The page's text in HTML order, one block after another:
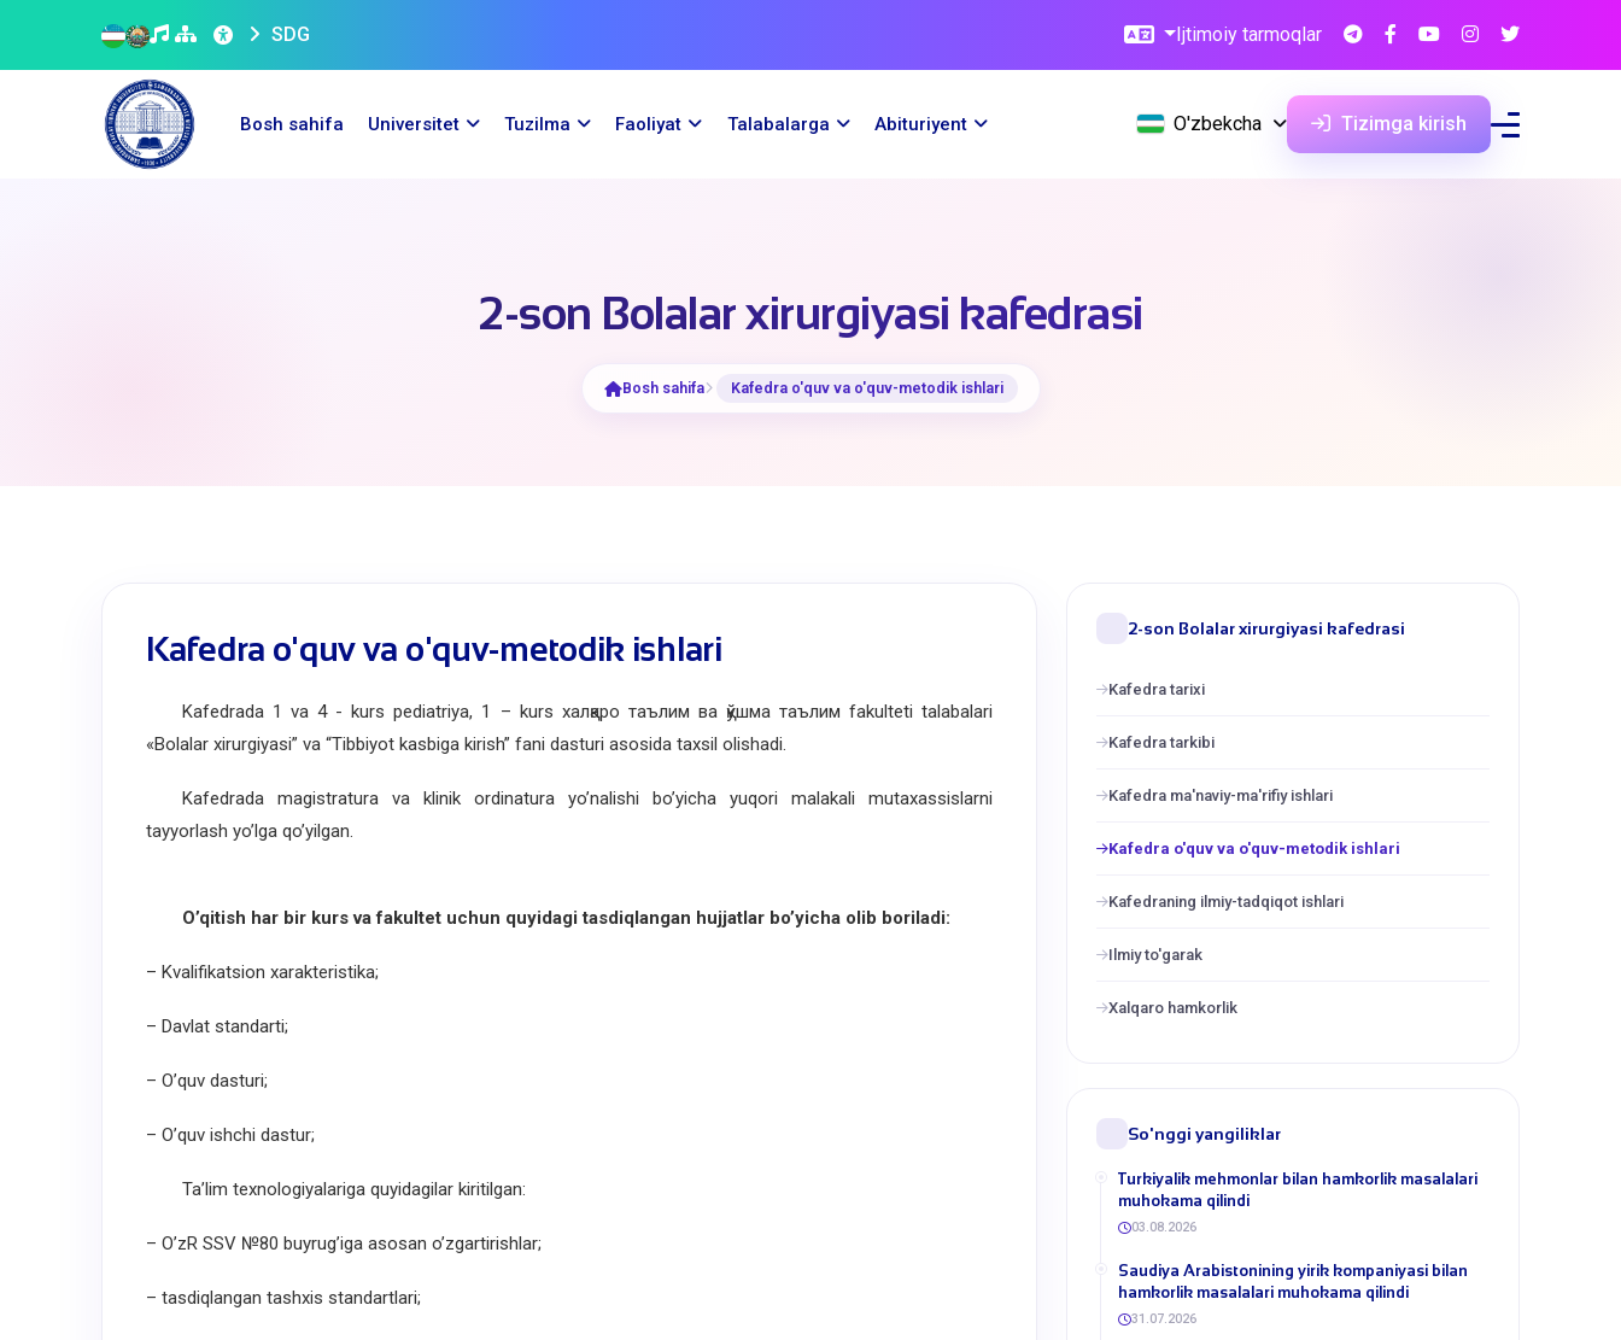
SDG Ijtimoiy tarmoqlar
Bosh sahifa Universitet Tuzilma Faoliyat Talabalarga Abituriyent O'zbekcha Tizimga kirish
2-son Bolalar xirurgiyasi kafedrasi
Bosh sahifa Kafedra o'quv va o'quv-metodik ishlari
Kafedra o'quv va o'quv-metodik ishlari
Kafedrada 1 va 4 - kurs pediatriya, 1 – kurs халқаро таълим ва қўшма таълим fakulteti talabalari
«Bolalar xirurgiyasi” va “Tibbiyot kasbiga kirish” fani dasturi asosida taxsil olishadi.
Kafedrada magistratura va klinik ordinatura yo’nalishi bo’yicha yuqori malakali mutaxassislarni
tayyorlash yo’lga qo’yilgan.
O’qitish har bir kurs va fakultet uchun quyidagi tasdiqlangan hujjatlar bo’yicha olib boriladi:
– Kvalifikatsion xarakteristika;
– Davlat standarti;
– O’quv dasturi;
– O’quv ishchi dastur;
Ta’lim texnologiyalariga quyidagilar kiritilgan:
– O’zR SSV №80 buyrug’iga asosan o’zgartirishlar;
– tasdiqlangan tashxis standartlari;
2-son Bolalar xirurgiyasi kafedrasi
Kafedra tarixi
Kafedra tarkibi
Kafedra ma'naviy-ma'rifiy ishlari
Kafedra o'quv va o'quv-metodik ishlari
Kafedraning ilmiy-tadqiqot ishlari
Ilmiy to'garak
Xalqaro hamkorlik
So'nggi yangiliklar
Turkiyalik mehmonlar bilan hamkorlik masalalari
muhokama qilindi
03.08.2026
​Saudiya Arabistonining yirik kompaniyasi bilan
hamkorlik masalalari muhokama qilindi
31.07.2026